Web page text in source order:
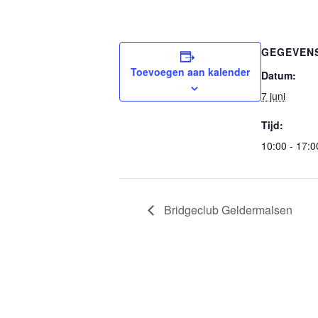
Toevoegen aan kalender
Datum:
7 juni
Tijd:
10:00 -
Bridgeclub Geldermalsen